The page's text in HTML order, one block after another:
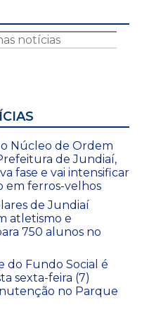
Núcleo de Ordem
de Jundiaí,
fase e vai intensificar
em ferros-velhos
de Jundiaí
atletismo e
750 alunos no
do Fundo Social é
sexta-feira (7)
no Parque